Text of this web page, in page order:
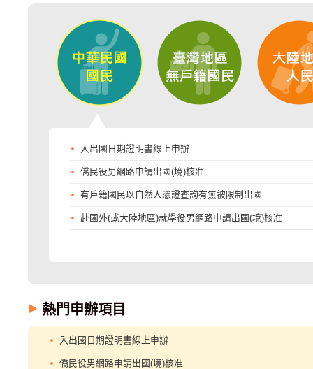
入出國日期證明書線上申辦
僑民役男網路申請出國(境)核准
有戶籍國民以自然人憑證查詢有無被限制出國
赴國外(或大陸地區)就學役男網路申請出國(境)核准
熱門申辦項目
入出國日期證明書線上申辦
僑民役男網路申請出國(境)核准